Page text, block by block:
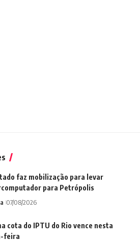
faz mobilização para levar
para Petrópolis
07/08/2026
cota do IPTU do Rio vence nesta
feira